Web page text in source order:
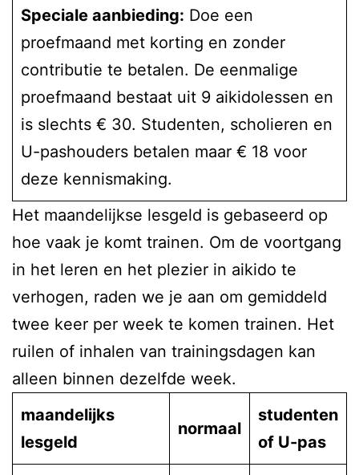
Speciale aanbieding: Doe een
proefmaand met korting en zonder
contributie te betalen. De eenmalige
proefmaand bestaat uit 9 aikidolessen en
is slechts € 30. Studenten, scholieren en
U-pashouders betalen maar € 18 voor
deze kennismaking.
Het maandelijkse lesgeld is gebaseerd op
hoe vaak je komt trainen. Om de voortgang
in het leren en het plezier in aikido te
verhogen, raden we je aan om gemiddeld
twee keer per week te komen trainen. Het
ruilen of inhalen van trainingsdagen kan
alleen binnen dezelfde week.
maandelijks
lesgeld
normaal
studenten
of U-pas